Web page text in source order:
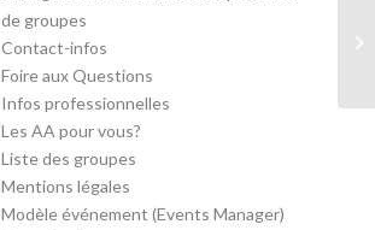
de groupes
Contact-infos
Foire aux Questions
Infos professionnelles
Les AA pour vous?
Liste des groupes
Mentions légales
Modèle événement (Events Manager)